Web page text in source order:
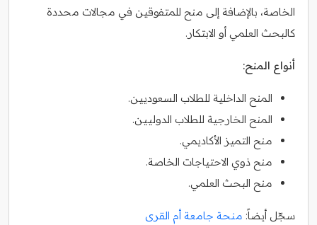
الخاصة، بالإضافة إلى منح للمتفوقين في مجالات محددة
كالبحث العلمي أو الابتكار.
أنواع المنح:
المنح الداخلية للطلاب السعوديين.
المنح الخارجية للطلاب الدوليين.
منح التميز الأكاديمي.
منح ذوي الاحتياجات الخاصة.
منح البحث العلمي.
سجّل أيضاً: منحة جامعة أم القرى